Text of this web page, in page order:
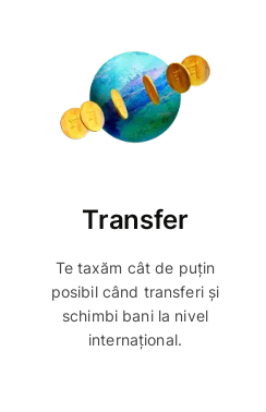
Transfer
Te taxăm cât de puțin
posibil când transferi și
schimbi bani la nivel
internațional.